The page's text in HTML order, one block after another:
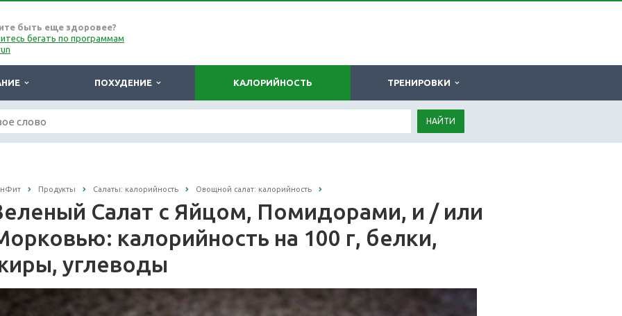
быть еще здоровее?
бегать по программам
ПОХУДЕНИЕ КАЛОРИЙНОСТЬ ТРЕНИРОВКИ
НАЙТИ
Продукты Салаты: калорийность Овощной салат: калорийность
Салат с Яйцом, Помидорами, и / или
калорийность на 100 г, белки,
углеводы